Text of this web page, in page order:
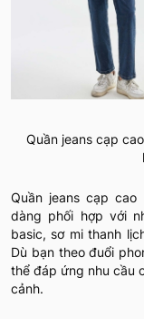
Quần jeans cạp
Quần jeans cạp
dàng phối hợp với
basic, sơ mi thanh
Dù bạn theo đuổi
thể đáp ứng nhu cầu
cảnh.